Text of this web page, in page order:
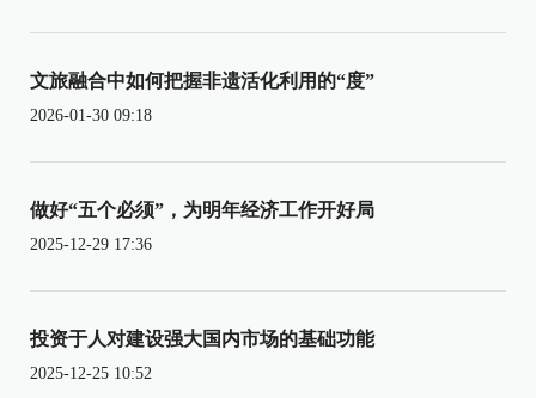
文旅融合中如何把握非遗活化利用的“度”
2026-01-30 09:18
做好“五个必须”，为明年经济工作开好局
2025-12-29 17:36
投资于人对建设强大国内市场的基础功能
2025-12-25 10:52